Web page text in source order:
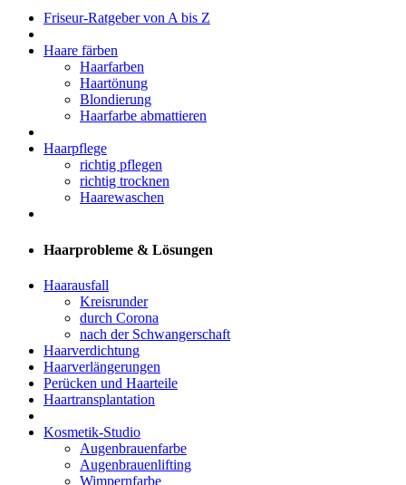
Friseur-Ratgeber von A bis Z
Haare färben
Haarfarben
Haartönung
Blondierung
Haarfarbe abmattieren
Haarpflege
richtig pflegen
richtig trocknen
Haarewaschen
Haarprobleme & Lösungen
Haarausfall
Kreisrunder
durch Corona
nach der Schwangerschaft
Haarverdichtung
Haarverlängerungen
Perücken und Haarteile
Haartransplantation
Kosmetik-Studio
Augenbrauenfarbe
Augenbrauenlifting
Wimpernfarbe